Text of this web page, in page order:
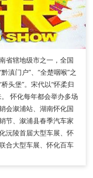
省辖地级市之一，全国
滇门户”、“全楚咽喉”之
头堡”。宋代以“怀柔归
怀化每年都会举办多场
会溆浦站、湖南怀化国
节、溆浦县春季汽车家
沅陵首届大型车展、怀
合大型车展、怀化百车